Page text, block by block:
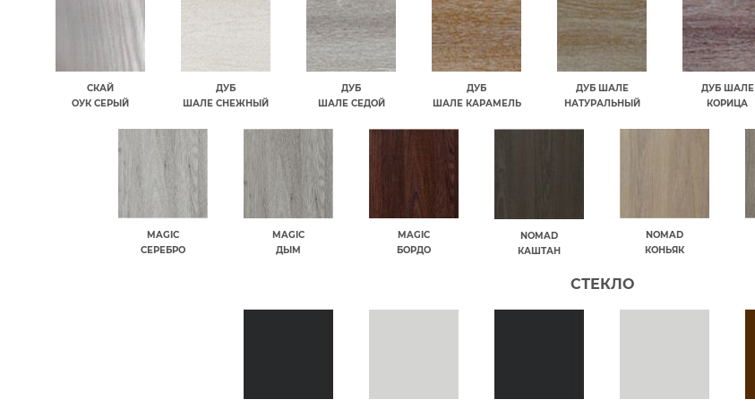
СКАЙ
ОУК СЕРЫЙ
ДУБ
ШАЛЕ СНЕЖНЫЙ
ДУБ
ШАЛЕ СЕДОЙ
ДУБ
ШАЛЕ КАРАМЕЛЬ
ДУБ ШАЛЕ
НАТУРАЛЬНЫЙ
ДУБ ШАЛЕ
КОРИЦА
MAGIC
СЕРЕБРО
MAGIC
ДЫМ
MAGIC
БОРДО
NOMAD
КАШТАН
NOMAD
КОНЬЯК
СТЕКЛО